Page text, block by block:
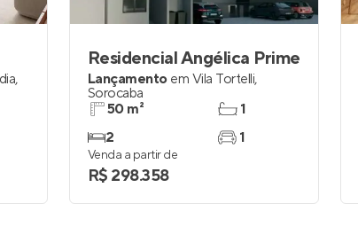
,
Residencial Angélica Prime
Lançamento em Vila Tortelli,
Sorocaba
50 m²
2
1
1
Venda a partir de
R$ 298.358